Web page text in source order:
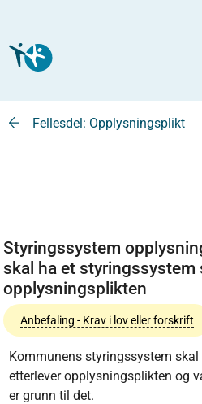
Fellesdel: Opplysningsplikt
Styringssystem
skal ha et styringssystem
opplysningsplikten
Anbefaling - Krav i lov eller forskrift
Kommunens styringssystem
etterlever opplysningsplikten og
er grunn til det.